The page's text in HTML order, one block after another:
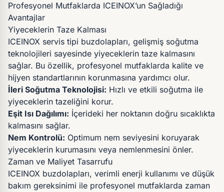
Profesyonel Mutfaklarda ICEINOX’un Sağladığı
Avantajlar
Yiyeceklerin Taze Kalması
ICEINOX servis tipi buzdolapları, gelişmiş soğutma
teknolojileri sayesinde yiyeceklerin taze kalmasını
sağlar. Bu özellik, profesyonel mutfaklarda kalite ve
hijyen standartlarının korunmasına yardımcı olur.
İleri Soğutma Teknolojisi: Hızlı ve etkili soğutma ile
yiyeceklerin tazeliğini korur.
Eşit Isı Dağılımı: İçerideki her noktanın doğru sıcaklıkta
kalmasını sağlar.
Nem Kontrolü: Optimum nem seviyesini koruyarak
yiyeceklerin kurumasını veya nemlenmesini önler.
Zaman ve Maliyet Tasarrufu
ICEINOX buzdolapları, verimli enerji kullanımı ve düşük
bakım gereksinimi ile profesyonel mutfaklarda zaman